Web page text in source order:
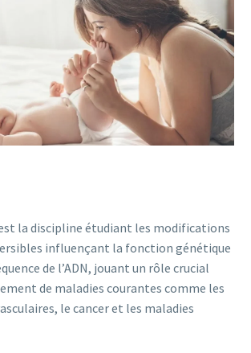
la discipline étudiant les modifications
influençant la fonction génétique
de l’ADN, jouant un rôle crucial
de maladies courantes comme les
le cancer et les maladies